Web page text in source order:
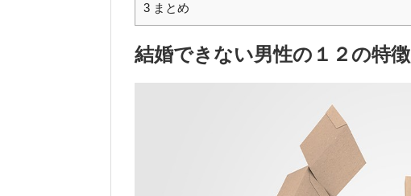
3 まとめ
結婚できない男性の１２の特徴